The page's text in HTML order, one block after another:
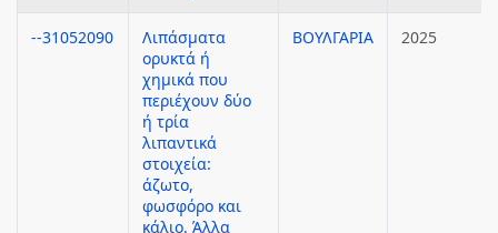
--31052090
Λιπάσματα
ορυκτά ή
χημικά που
περιέχουν δύο
ή τρία
λιπαντικά
στοιχεία:
άζωτο,
φωσφόρο και
κάλιο. Άλλα
ΒΟΥΛΓΑΡΙΑ 2025